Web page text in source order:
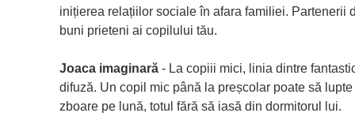
inițierea relațiilor sociale în afara familiei. Partenerii
buni prieteni ai copilului tău.
Joaca imaginară - La copiii mici, linia dintre
difuză. Un copil mic până la preșcolar poate să
zboare pe lună, totul fără să iasă din dormitorul lui.